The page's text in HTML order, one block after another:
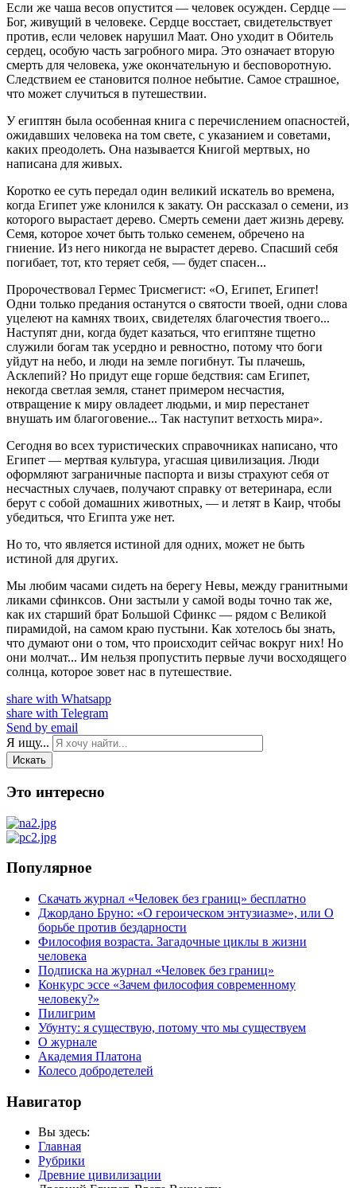
Если же чаша весов опустится — человек осужден. Сердце —
Бог, живущий в человеке. Сердце восстает, свидетельствует
против, если человек нарушил Маат. Оно уходит в Обитель
сердец, особую часть загробного мира. Это означает вторую
смерть для человека, уже окончательную и бесповоротную.
Следствием ее становится полное небытие. Самое страшное,
что может случиться в путешествии.
У египтян была особенная книга с перечислением опасностей,
ожидавших человека на том свете, с указанием и советами,
каких преодолеть. Она называется Книгой мертвых, но
написана для живых.
Коротко ее суть передал один великий искатель во времена,
когда Египет уже клонился к закату. Он рассказал о семени, из
которого вырастает дерево. Смерть семени дает жизнь дереву.
Семя, которое хочет быть только семенем, обречено на
гниение. Из него никогда не вырастет дерево. Спасший себя
погибает, тот, кто теряет себя, — будет спасен...
Пророчествовал Гермес Трисмегист: «О, Египет, Египет!
Одни только предания останутся о святости твоей, одни слова
уцелеют на камнях твоих, свидетелях благочестия твоего...
Наступят дни, когда будет казаться, что египтяне тщетно
служили богам так усердно и ревностно, потому что боги
уйдут на небо, и люди на земле погибнут. Ты плачешь,
Асклепий? Но придут еще горше бедствия: сам Египет,
некогда светлая земля, станет примером несчастия,
отвращение к миру овладеет людьми, и мир перестанет
внушать им благоговение... Так наступит ветхость мира».
Сегодня во всех туристических справочниках написано, что
Египет — мертвая культура, угасшая цивилизация. Люди
оформляют заграничные паспорта и визы страхуют себя от
несчастных случаев, получают справку от ветеринара, если
берут с собой домашних животных, — и летят в Каир, чтобы
убедиться, что Египта уже нет.
Но то, что является истиной для одних, может не быть
истиной для других.
Мы любим часами сидеть на берегу Невы, между гранитными
ликами сфинксов. Они застыли у самой воды точно так же,
как их старший брат Большой Сфинкс — рядом с Великой
пирамидой, на самом краю пустыни. Как хотелось бы знать,
что думают они о том, что происходит сейчас вокруг них! Но
они молчат... Им нельзя пропустить первые лучи восходящего
солнца, которое зовет нас в путешествие.
share with Whatsapp
share with Telegram
Send by email
Я ищу...
Искать
Это интересно
Популярное
Скачать журнал «Человек без границ» бесплатно
Джордано Бруно: «О героическом энтузиазме», или О
борьбе против бездарности
Философия возраста. Загадочные циклы в жизни
человека
Подписка на журнал «Человек без границ»
Конкурс эссе «Зачем философия современному
человеку?»
Пилигрим
Убунту: я существую, потому что мы существуем
О журнале
Академия Платона
Колесо добродетелей
Навигатор
Вы здесь:
Главная
Рубрики
Древние цивилизации